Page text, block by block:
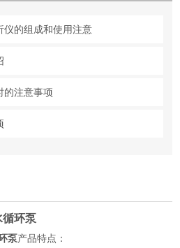
仪的组成和使用注意
的注意事项
循环泵
泵产品特点：